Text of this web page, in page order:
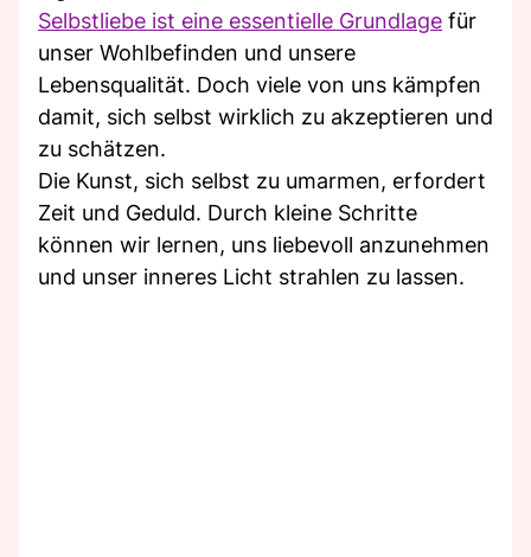
Selbstliebe ist eine essentielle Grundlage für
unser Wohlbefinden und unsere
Lebensqualität. Doch viele von uns kämpfen
damit, sich selbst wirklich zu akzeptieren und
zu schätzen.
Die Kunst, sich selbst zu umarmen, erfordert
Zeit und Geduld. Durch kleine Schritte
können wir lernen, uns liebevoll anzunehmen
und unser inneres Licht strahlen zu lassen.